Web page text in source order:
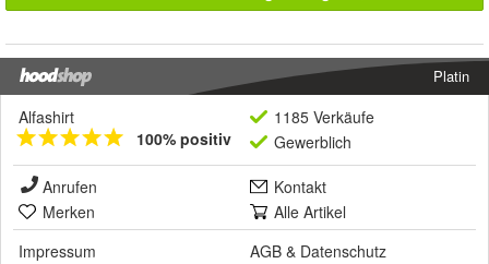
Platin
Alfashirt
100% positiv
1185 Verkäufe
Gewerblich
Anrufen
Kontakt
Merken
Alle Artikel
Impressum
AGB & Datenschutz